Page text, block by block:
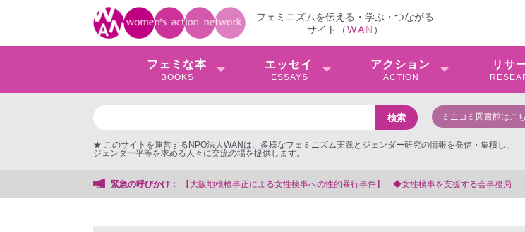
フェミニズムを伝える・学ぶ・つながる
サイト（WAN ）
フェミな本
BOOKS
エッセイ
ESSAYS
アクション
ACTION
リサ
ミニコミ図書館はこ
★ このサイトを運営するNPO法人WANは、多様なフェミニズム実践とジェンダー研究の情報を発信・集積し、
ジェンダー平等を求める人々に交流の場を提供します。
緊急の呼びかけ：
事を支援する会事務局 【抗議文】2026年3月